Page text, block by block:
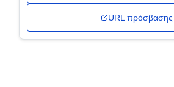
URL πρόσβασης